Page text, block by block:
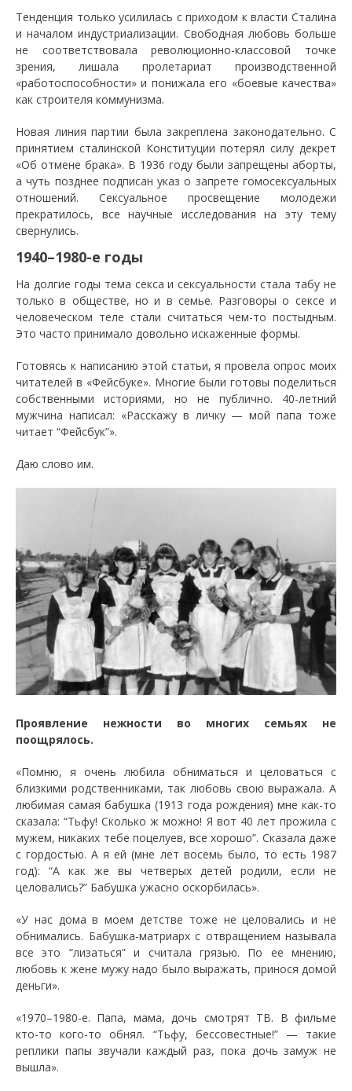
Тенденция только усилилась с приходом к власти Сталина
и началом индустриализации. Свободная любовь больше
не соответствовала революционно-классовой точке
зрения, лишала пролетариат производственной
«работоспособности» и понижала его «боевые качества»
как строителя коммунизма.
Новая линия партии была закреплена законодательно. С
принятием сталинской Конституции потерял силу декрет
«Об отмене брака». В 1936 году были запрещены аборты,
а чуть позднее подписан указ о запрете гомосексуальных
отношений. Сексуальное просвещение молодежи
прекратилось, все научные исследования на эту тему
свернулись.
1940–1980-е годы
На долгие годы тема секса и сексуальности стала табу не
только в обществе, но и в семье. Разговоры о сексе и
человеческом теле стали считаться чем-то постыдным.
Это часто принимало довольно искаженные формы.
Готовясь к написанию этой статьи, я провела опрос моих
читателей в «Фейсбуке». Многие были готовы поделиться
собственными историями, но не публично. 40-летний
мужчина написал: «Расскажу в личку — мой папа тоже
читает “Фейсбук”».
Даю слово им.
Проявление нежности во многих семьях не
поощрялось.
«Помню, я очень любила обниматься и целоваться с
близкими родственниками, так любовь свою выражала. А
любимая самая бабушка (1913 года рождения) мне как-то
сказала: “Тьфу! Сколько ж можно! Я вот 40 лет прожила с
мужем, никаких тебе поцелуев, все хорошо”. Сказала даже
с гордостью. А я ей (мне лет восемь было, то есть 1987
год): “А как же вы четверых детей родили, если не
целовались?” Бабушка ужасно оскорбилась».
«У нас дома в моем детстве тоже не целовались и не
обнимались. Бабушка-матриарх с отвращением называла
все это “лизаться” и считала грязью. По ее мнению,
любовь к жене мужу надо было выражать, принося домой
деньги».
«1970–1980-е. Папа, мама, дочь смотрят ТВ. В фильме
кто-то кого-то обнял. “Тьфу, бессовестные!” — такие
реплики папы звучали каждый раз, пока дочь замуж не
вышла».